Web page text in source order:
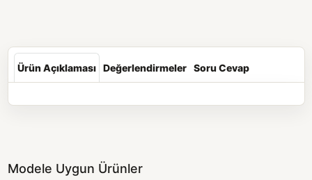
Ürün Açıklaması Değerlendirmeler Soru Cevap
Modele Uygun Ürünler